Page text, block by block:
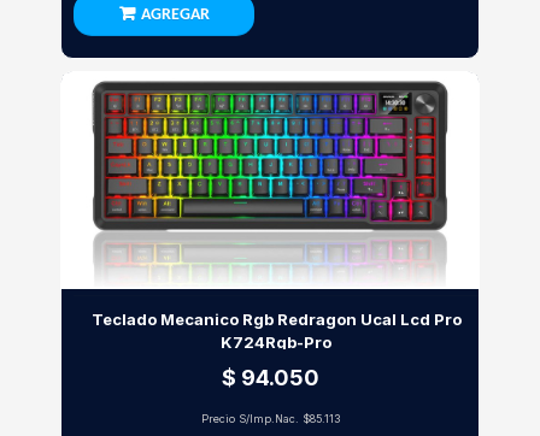
AGREGAR
Teclado Mecanico Rgb Redragon Ucal Lcd Pro
K724Rgb-Pro
$ 94.050
Precio S/Imp.Nac. $85.113